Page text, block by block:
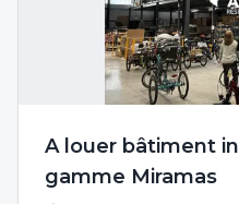
A louer bâtiment
gamme Miramas